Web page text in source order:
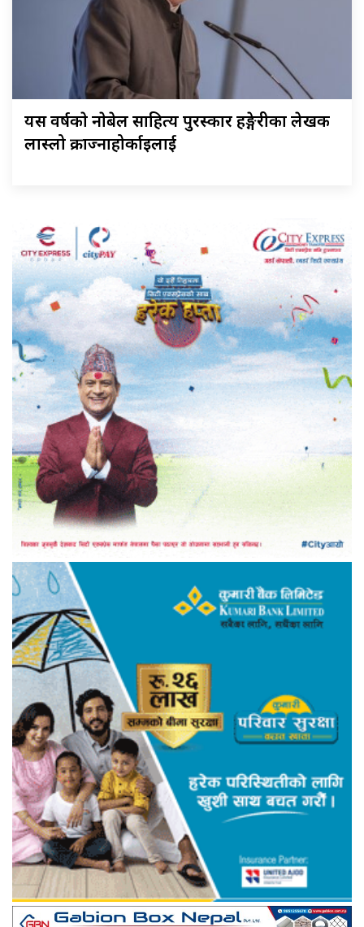
यस वर्षकाे नाेबेल साहित्य पुरस्कार हङ्गेरीका लेखक
लास्लो क्राज्नाहोर्काइलाई